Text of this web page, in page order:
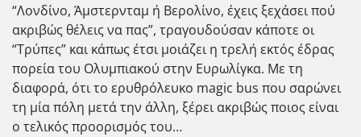
“Λονδίνο, Άμστερνταμ ή Βερολίνο, έχεις ξεχάσει πού
ακριβώς θέλεις να πας”, τραγουδούσαν κάποτε οι
“Τρύπες” και κάπως έτσι μοιάζει η τρελή εκτός έδρας
πορεία του Ολυμπιακού στην Ευρωλίγκα. Με τη
διαφορά, ότι το ερυθρόλευκο magic bus που σαρώνει
τη μία πόλη μετά την άλλη, ξέρει ακριβώς ποιος είναι
ο τελικός προορισμός του…